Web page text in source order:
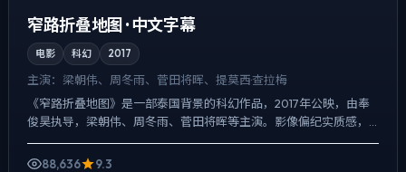
窄路折叠地图 · 中文字幕
电影 科幻 2017
主演： 梁朝伟、周冬雨、菅田将晖、提莫西·查拉梅
《窄路折叠地图》是一部泰国背景的科幻作品，2017年公映，由奉
俊昊执导，梁朝伟、周冬雨、菅田将晖等主演。影像偏纪实质感，
手持与固定机位交替出现，动作戏服务于叙事节点，每场打斗都...
88,636
9.3